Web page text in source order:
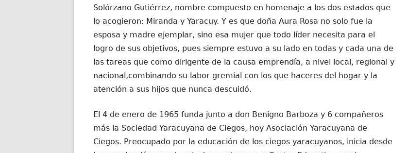
Solórzano Gutiérrez, nombre compuesto en homenaje a los dos estados que
lo acogieron: Miranda y Yaracuy. Y es que doña Aura Rosa no solo fue la
esposa y madre ejemplar, sino esa mujer que todo líder necesita para el
logro de sus objetivos, pues siempre estuvo a su lado en todas y cada una de
las tareas que como dirigente de la causa emprendía, a nivel local, regional y
nacional,combinando su labor gremial con los que haceres del hogar y la
atención a sus hijos que nunca descuidó.
El 4 de enero de 1965 funda junto a don Benigno Barboza y 6 compañeros
más la Sociedad Yaracuyana de Ciegos, hoy Asociación Yaracuyana de
Ciegos. Preocupado por la educación de los ciegos yaracuyanos, inicia desde